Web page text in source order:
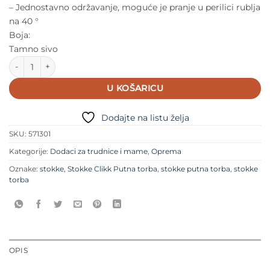
– Jednostavno održavanje, moguće je pranje u perilici rublja
na 40 °
Boja:
Tamno sivo
Stokke Clikk Putna torba količina
U KOŠARICU
Dodajte na listu želja
SKU: 571301
Kategorije: Dodaci za trudnice i mame, Oprema
Oznake: stokke, Stokke Clikk Putna torba, stokke putna torba, stokke
torba
OPIS